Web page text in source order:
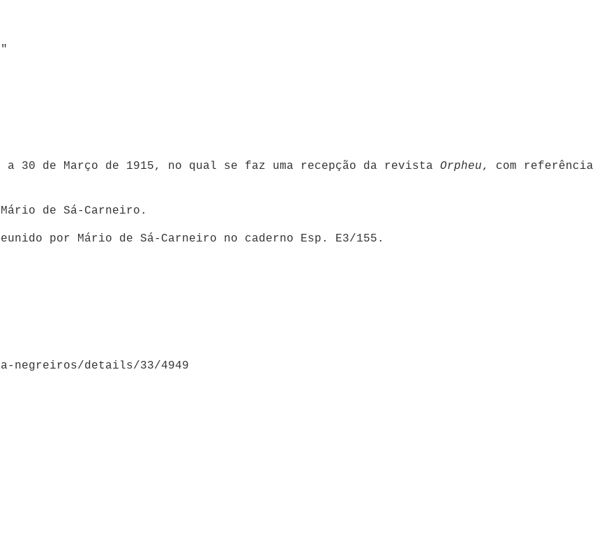
30 de Março de 1915, no qual se faz uma recepção da revista Orpheu, com referência
de Sá-Carneiro.
por Mário de Sá-Carneiro no caderno Esp. E3/155.
negreiros/details/33/4949